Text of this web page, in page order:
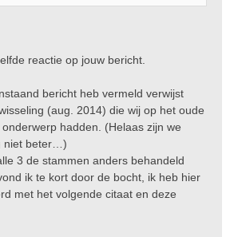
reactie op jouw bericht.
bericht heb vermeld verwijst
(aug. 2014) die wij op het oude
hadden. (Helaas zijn we
niet beter…)
3 de stammen anders behandeld
ik te kort door de bocht, ik heb hier
met het volgende citaat en deze